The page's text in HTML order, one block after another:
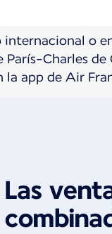
o
Charles de
app de Air
Las